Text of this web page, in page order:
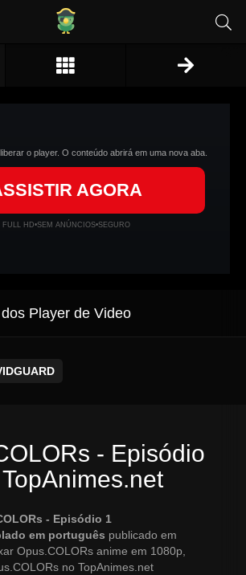
o player. O conteúdo abrirá em uma nova aba.
AGORA
FULL HD•SEM ANÚNCIOS•SEGURO
Player de Video
- Episódio
- Episódio 1
em português publicado em
Opus.COLORs anime em 1080p,
no TopAnimes.net